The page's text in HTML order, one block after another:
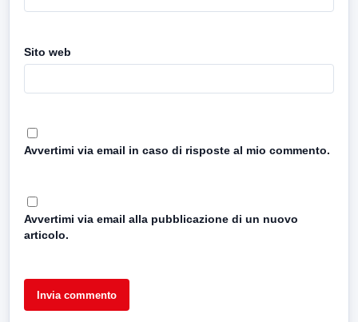
Sito web
Avvertimi via email in caso di risposte al mio commento.
Avvertimi via email alla pubblicazione di un nuovo
articolo.